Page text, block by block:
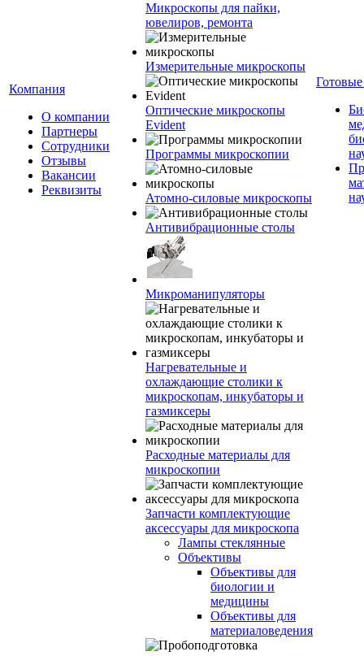
Компания
О компании
Партнеры
Сотрудники
Отзывы
Вакансии
Реквизиты
Микроскопы для пайки,
ювелиров, ремонта
Измерительные микроскопы
Оптические микроскопы
Evident
Программы микроскопии
Атомно-силовые микроскопы
Антивибрационные столы
Микроманипуляторы
Нагревательные и
охлаждающие столики к
микроскопам, инкубаторы и
газмиксеры
Расходные материалы для
микроскопии
Запчасти комплектующие
аксессуары для микроскопа
Лампы стеклянные
Объективы
Объективы для
биологии и
медицины
Объективы для
материаловедения